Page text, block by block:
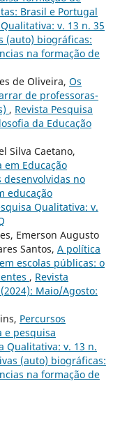
Brasil e Portugal
v. 13 n. 35
(auto) biográficas:
na formação de
de Oliveira, Os
de professoras-
, Revista Pesquisa
da Educação
Silva Caetano,
Educação
desenvolvidas no
educação
Qualitativa: v.
Emerson Augusto
Santos, A política
escolas públicas: o
, Revista
Maio/Agosto:
Percursos
e pesquisa
Qualitativa: v. 13 n.
(auto) biográficas:
na formação de